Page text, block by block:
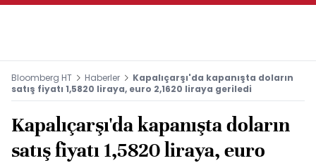
Bloomberg HT Haberler
Kapalıçarşı'da kapanışta doların
satış fiyatı 1,5820 liraya, euro 2,1620 liraya geriledi
Kapalıçarşı'da kapanışta doların
satış fiyatı 1,5820 liraya, euro